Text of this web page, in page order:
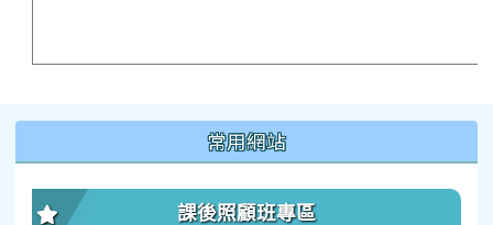
常用網站
課後照顧班專區